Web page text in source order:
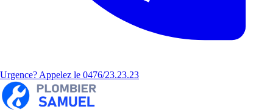
Urgence? Appelez le 0476/23.23.23